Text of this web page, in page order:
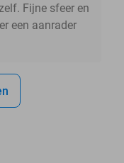
Fijne sfeer en
een aanrader